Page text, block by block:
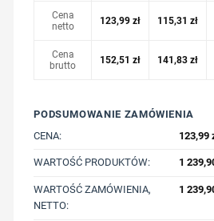
Cena
netto
123,99zł 115,31zł
Cena
brutto
152,51zł 141,83zł
PODSUMOWANIE ZAMÓWIENIA
CENA:
123,99
WARTOŚĆ PRODUKTÓW: 1
WARTOŚĆ ZAMÓWIENIA,
NETTO:
1